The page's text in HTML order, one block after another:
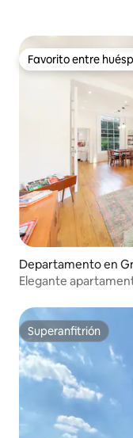
Favorito entre
Favorito entre
Departamento en
Elegante
Superanfitrión
Superanfitrión